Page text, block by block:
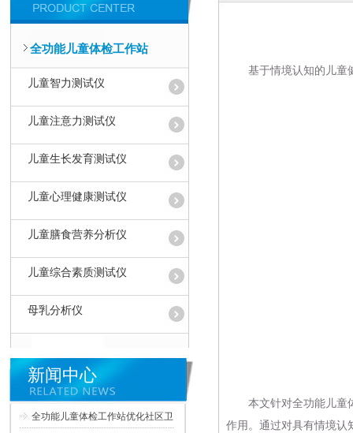
全功能儿童体检工作站
儿童智力测试仪
儿童注意力测试仪
儿童生长发育测试仪
儿童心理健康测试仪
儿童膳食营养分析仪
儿童综合素质测试仪
母乳分析仪
新闻中心
全功能儿童体检工作站优化社区卫
基于情境认知的儿童
本文针对全功能儿童
作用。通过对具有情境认